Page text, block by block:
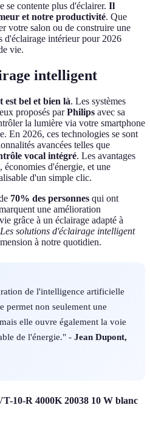
se contente plus d'éclairer. Il
et notre productivité. Que
votre salon ou de construire une
d'éclairage intérieur pour 2026
vie.
intelligent
bel et bien là. Les systèmes
proposés parPhilips avec sa
la lumière via votre smartphone
En 2026, ces technologies se sont
avancées telles que
vocal intégré. Les avantages
d'énergie, et une
d'un simple clic.
70% des personnes qui ont
une amélioration
grâce à un éclairage adapté à
Les solutions d'éclairage intelligent
à notre quotidien.
de l'intelligence artificielle
permet non seulement une
elle ouvre également la voie
de l'énergie." - Jean Dupont,
10-R 4000K 20038 10 W blanc